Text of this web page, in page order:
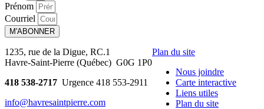
Prénom
Courriel
M'ABONNER
1235, rue de la Digue, RC.1
Havre-Saint-Pierre (Québec) G0G 1P0
418 538-2717 Urgence 418 553-2911
info@havresaintpierre.com
Plan du site
Nous joindre
Carte interactive
Liens utiles
Plan du site